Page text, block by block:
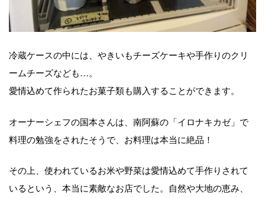
冷蔵ケースの中には、やきいもチーズケーキや手作りのクリ
ームチーズなども…。
愛情込めて作られたお菓子類も購入することができます。
オーナーシェフの国本さんは、南阿蘇の「イロナキカゼ」で
料理の勉強をされたそうで、お料理は本当に絶品！
その上、使われているお米や野菜は愛情込めて手作りされて
いるという、本当に素敵なお店でした。自然や大地の恵み、